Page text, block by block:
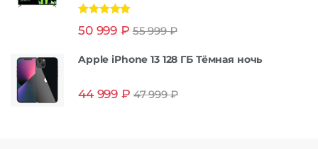
из 5
50 999 ₽ 55 999₽
Apple iPhone 13 128 ГБ Тёмная ночь
44 999 ₽ 47 999₽